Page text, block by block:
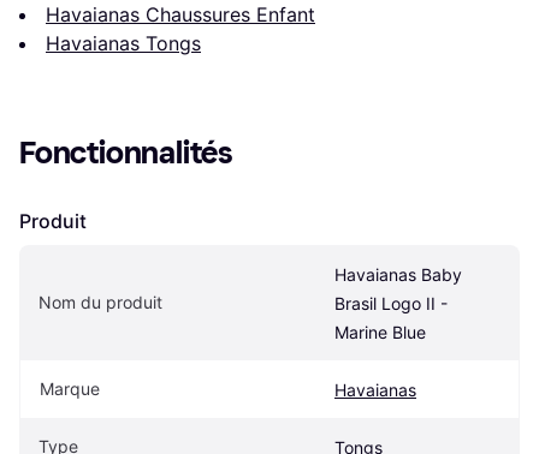
Havaianas Chaussures Enfant
Havaianas Tongs
Fonctionnalités
Produit
Nom du produit
Havaianas Baby
Brasil Logo II -
Marine Blue
Marque Havaianas
Type Tongs